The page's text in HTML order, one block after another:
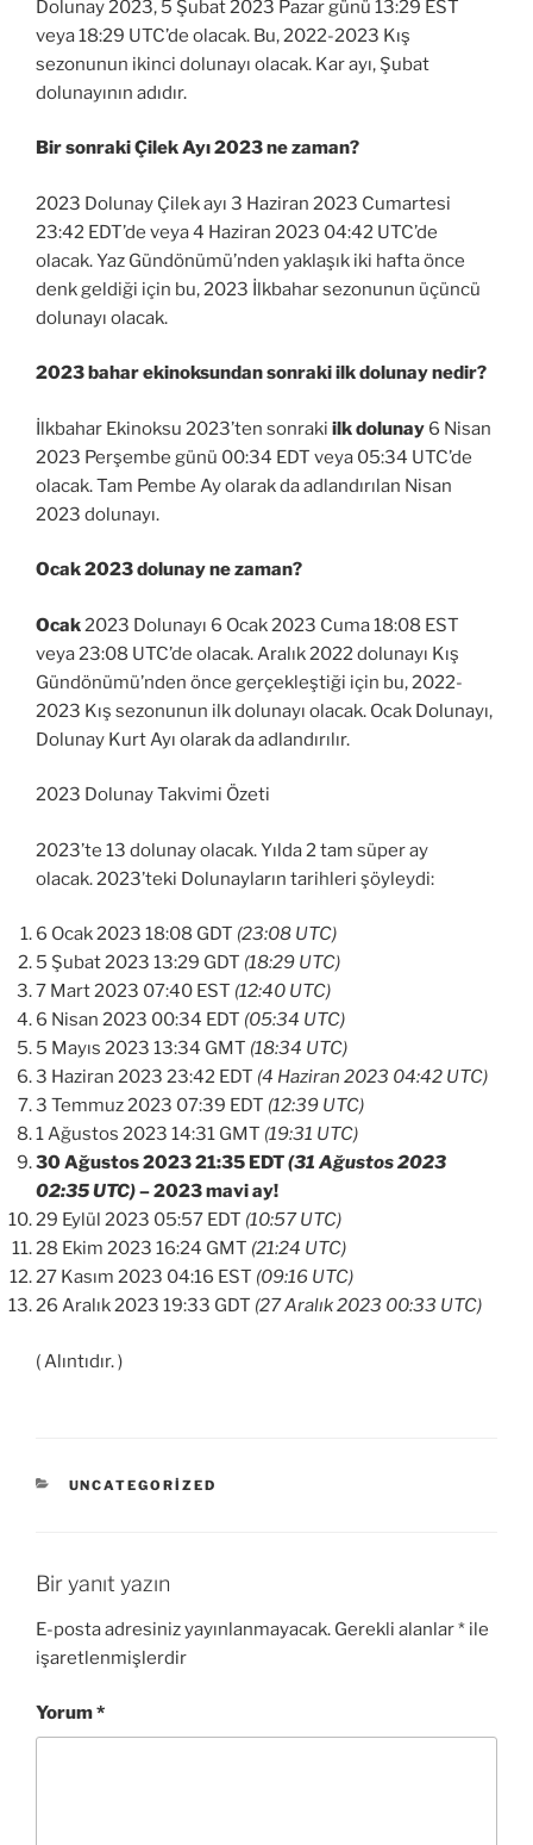
Dolunay 2023, 5 Şubat 2023 Pazar günü 13:29 EST
veya 18:29 UTC’de olacak. Bu, 2022-2023 Kış
sezonunun ikinci dolunayı olacak. Kar ayı, Şubat
dolunayının adıdır.
Bir sonraki Çilek Ayı 2023 ne zaman?
2023 Dolunay Çilek ayı 3 Haziran 2023 Cumartesi
23:42 EDT’de veya 4 Haziran 2023 04:42 UTC’de
olacak. Yaz Gündönümü’nden yaklaşık iki hafta önce
denk geldiği için bu, 2023 İlkbahar sezonunun üçüncü
dolunayı olacak.
2023 bahar ekinoksundan sonraki ilk dolunay nedir?
İlkbahar Ekinoksu 2023’ten sonraki ilk dolunay 6 Nisan
2023 Perşembe günü 00:34 EDT veya 05:34 UTC’de
olacak. Tam Pembe Ay olarak da adlandırılan Nisan
2023 dolunayı.
Ocak 2023 dolunay ne zaman?
Ocak2023 Dolunayı 6 Ocak 2023 Cuma 18:08 EST
veya 23:08 UTC’de olacak. Aralık 2022 dolunayı Kış
Gündönümü’nden önce gerçekleştiği için bu, 2022-
2023 Kış sezonunun ilk dolunayı olacak. Ocak Dolunayı,
Dolunay Kurt Ayı olarak da adlandırılır.
2023 Dolunay Takvimi Özeti
2023’te 13 dolunay olacak. Yılda 2 tam süper ay
olacak. 2023’teki Dolunayların tarihleri ​​şöyleydi:
6 Ocak 2023 18:08 GDT (23:08 UTC)
5 Şubat 2023 13:29 GDT (18:29 UTC)
7 Mart 2023 07:40 EST (12:40 UTC)
6 Nisan 2023 00:34 EDT (05:34 UTC)
5 Mayıs 2023 13:34 GMT (18:34 UTC)
3 Haziran 2023 23:42 EDT (4 Haziran 2023 04:42 UTC)
3 Temmuz 2023 07:39 EDT (12:39 UTC)
1 Ağustos 2023 14:31 GMT (19:31 UTC)
30 Ağustos 2023 21:35 EDT(31 Ağustos 2023
02:35 UTC)– 2023 mavi ay!
29 Eylül 2023 05:57 EDT (10:57 UTC)
28 Ekim 2023 16:24 GMT (21:24 UTC)
27 Kasım 2023 04:16 EST (09:16 UTC)
26 Aralık 2023 19:33 GDT (27 Aralık 2023 00:33 UTC)
( Alıntıdır. )
KATEGORILER
UNCATEGORIZED
Bir yanıt yazın
E-posta adresiniz yayınlanmayacak. Gerekli alanlar* ile
işaretlenmişlerdir
Yorum*